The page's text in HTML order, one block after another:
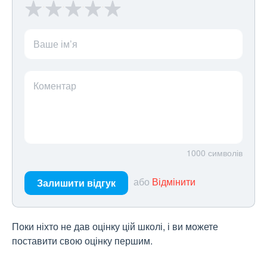
Ваше ім’я
Коментар
1000 символів
Залишити відгук або Відмінити
Поки ніхто не дав оцінку цій школі, і ви можете
поставити свою оцінку першим.